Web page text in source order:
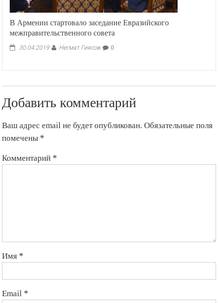
В Армении стартовало заседание Евразийского
межправительственного совета
30.04.2019 Негмат Гиясов 0
Добавить комментарий
Ваш адрес email не будет опубликован. Обязательные поля
помечены *
Комментарий *
Имя *
Email *